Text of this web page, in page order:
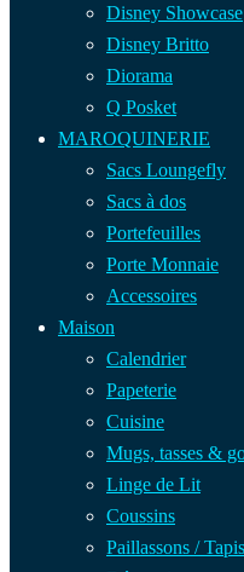
Disney Showcase
Disney Britto
Diorama
Q Posket
MAROQUINERIE
Sacs Loungefly
Sacs à dos
Portefeuilles
Porte Monnaie
Accessoires
Maison
Calendrier
Papeterie
Cuisine
Mugs, tasses &
Linge de Lit
Coussins
Paillassons / Tapis